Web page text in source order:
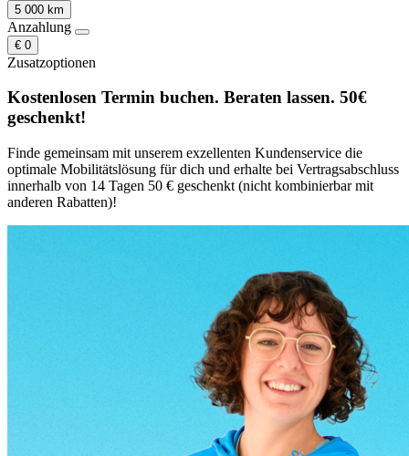
5 000 km
Anzahlung
€ 0
Zusatzoptionen
Kostenlosen Termin buchen. Beraten lassen. 50€
geschenkt!
Finde gemeinsam mit unserem exzellenten Kundenservice die
optimale Mobilitätslösung für dich und erhalte bei Vertragsabschluss
innerhalb von 14 Tagen 50 € geschenkt (nicht kombinierbar mit
anderen Rabatten)!